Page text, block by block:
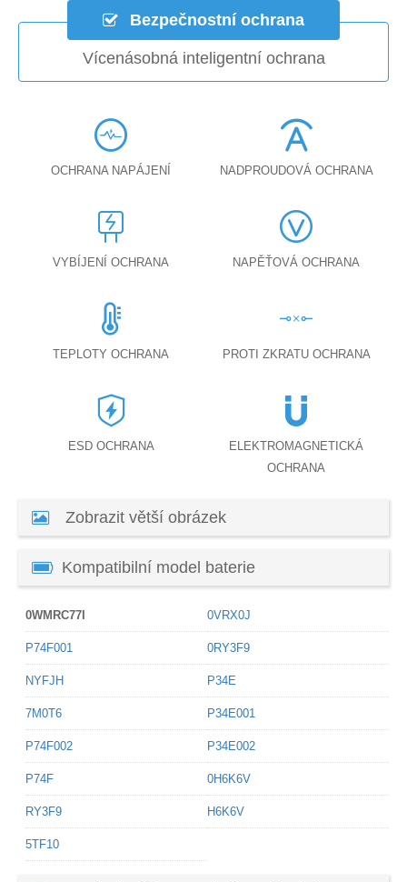
Bezpečnostní ochrana
Vícenásobná inteligentní ochrana
OCHRANA NAPÁJENÍ NADPROUDOVÁ OCHRANA
VYBÍJENÍ OCHRANA NAPĚŤOVÁ OCHRANA
TEPLOTY OCHRANA PROTI ZKRATU OCHRANA
ESD OCHRANA
ELEKTROMAGNETICKÁ
OCHRANA
Zobrazit větší obrázek
Kompatibilní model baterie
0WMRC77I 0VRX0J
P74F001 0RY3F9
NYFJH P34E
7M0T6 P34E001
P74F002 P34E002
P74F 0H6K6V
RY3F9 H6K6V
5TF10